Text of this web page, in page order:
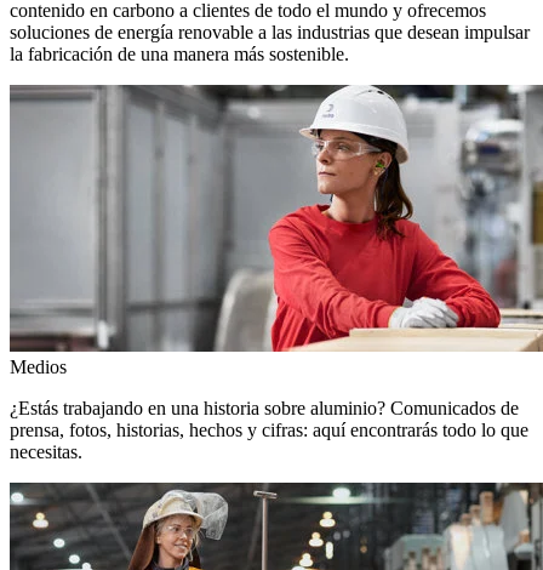
contenido en carbono a clientes de todo el mundo y ofrecemos
soluciones de energía renovable a las industrias que desean impulsar
la fabricación de una manera más sostenible.
Medios
¿Estás trabajando en una historia sobre aluminio? Comunicados de
prensa, fotos, historias, hechos y cifras: aquí encontrarás todo lo que
necesitas.